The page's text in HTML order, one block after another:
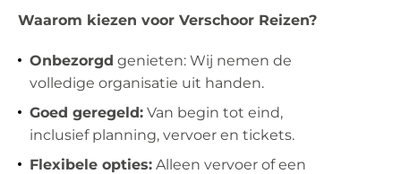
Waarom kiezen voor Verschoor Reizen?
Onbezorgd genieten: Wij nemen de
volledige organisatie uit handen.
Goed geregeld: Van begin tot eind,
inclusief planning, vervoer en tickets.
Flexibele opties: Alleen vervoer of een